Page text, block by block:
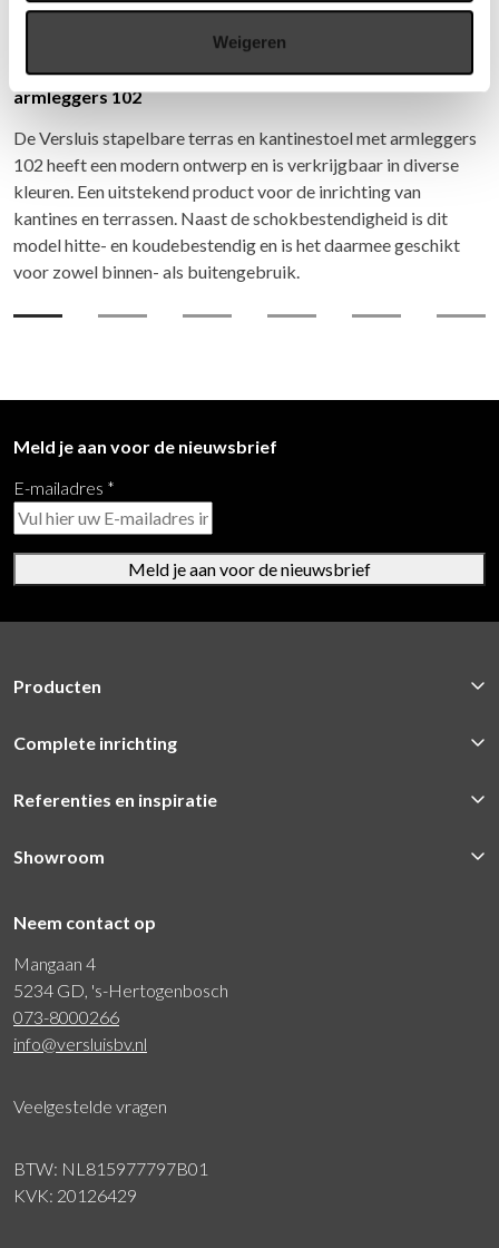
Weigeren
Versluis stapelbare terras en kantinestoel met
armleggers 102
De Versluis stapelbare terras en kantinestoel met armleggers
102 heeft een modern ontwerp en is verkrijgbaar in diverse
kleuren. Een uitstekend product voor de inrichting van
kantines en terrassen. Naast de schokbestendigheid is dit
model hitte- en koudebestendig en is het daarmee geschikt
voor zowel binnen- als buitengebruik.
Meld je aan voor de nieuwsbrief
E-mailadres *
Meld je aan voor de nieuwsbrief
Producten
Complete inrichting
Referenties en inspiratie
Showroom
Neem contact op
Mangaan 4
5234 GD, 's-Hertogenbosch
073-8000266
info@versluisbv.nl
Veelgestelde vragen
BTW: NL815977797B01
KVK: 20126429